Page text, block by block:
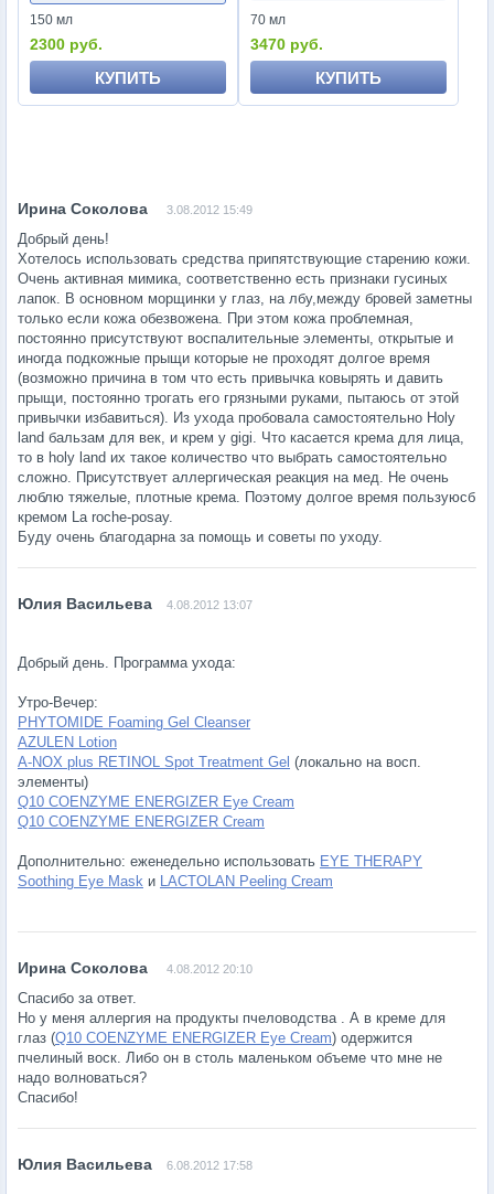
150 мл
2300 руб.
КУПИТЬ
70 мл
3470 руб.
КУПИТЬ
3.08.2012 15:49
Добрый день!
Хотелось использовать средства припятствующие старению кожи.
Очень активная мимика, соответственно есть признаки гусиных
лапок. В основном морщинки у глаз, на лбу,между бровей заметны
только если кожа обезвожена. При этом кожа проблемная,
постоянно присутствуют воспалительные элементы, открытые и
иногда подкожные прыщи которые не проходят долгое время
(возможно причина в том что есть привычка ковырять и давить
прыщи, постоянно трогать его грязными руками, пытаюсь от этой
привычки избавиться). Из ухода пробовала самостоятельно Holy
land бальзам для век, и крем у gigi. Что касается крема для лица,
то в holy land их такое количество что выбрать самостоятельно
сложно. Присутствует аллергическая реакция на мед. Не очень
люблю тяжелые, плотные крема. Поэтому долгое время пользуюсб
кремом La roche-posay.
Буду очень благодарна за помощь и советы по уходу.
4.08.2012 13:07
Добрый день. Программа ухода:
Утро-Вечер:
PHYTOMIDE Foaming Gel Cleanser
AZULEN Lotion
A-NOX plus RETINOL Spot Treatment Gel (локально на восп.
элементы)
Q10 COENZYME ENERGIZER Eye Cream
Q10 COENZYME ENERGIZER Cream
Дополнительно: еженедельно использовать EYE THERAPY
Soothing Eye Mask и LACTOLAN Peeling Cream
4.08.2012 20:10
Спасибо за ответ.
Но у меня аллергия на продукты пчеловодства . А в креме для
глаз (Q10 COENZYME ENERGIZER Eye Cream) одержится
пчелиный воск. Либо он в столь маленьком объеме что мне не
надо волноваться?
Спасибо!
6.08.2012 17:58